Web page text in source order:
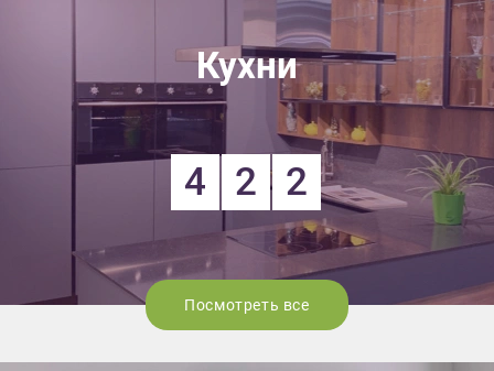
Кухни
4 2 2
Посмотреть все